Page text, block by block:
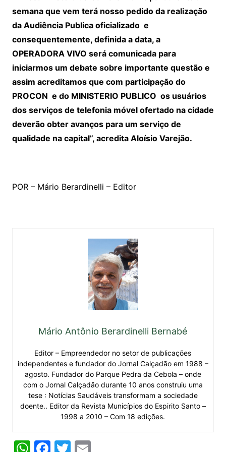
semana que vem terá nosso pedido da realização
da Audiência Publica oficializado e
consequentemente, definida a data, a
OPERADORA VIVO será comunicada para
iniciarmos um debate sobre importante questão e
assim acreditamos que com participação do
PROCON e do MINISTERIO PUBLICO os usuários
dos serviços de telefonia móvel ofertado na cidade
deverão obter avanços para um serviço de
qualidade na capital”, acredita Aloísio Varejão.
POR – Mário Berardinelli – Editor
Mário Antônio Berardinelli Bernabé
Editor – Empreendedor no setor de publicações
independentes e fundador do Jornal Calçadão em 1988 –
agosto. Fundador do Parque Pedra da Cebola – onde
com o Jornal Calçadão durante 10 anos construiu uma
tese : Notícias Saudáveis transformam a sociedade
doente.. Editor da Revista Municípios do Espirito Santo –
1998 a 2010 – Com 18 edições.